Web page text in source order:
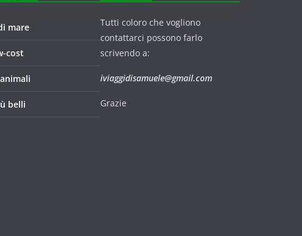
mare
cost
belli
Tutti coloro che vogliono
contattarci possono farlo
scrivendo a:
iviaggidisamuele@gmail.com
Grazie